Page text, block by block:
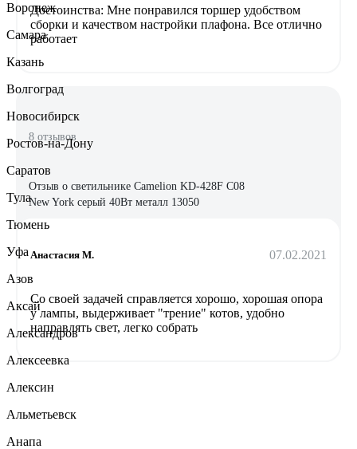
Достоинства: Мне понравился торшер удобством
сборки и качеством настройки плафона. Все отлично
работает
8 отзывов
Отзыв о светильнике Camelion KD-428F С08
New York серый 40Вт металл 13050
Анастасия М. 07.02.2021
Со своей задачей справляется хорошо, хорошая опора
у лампы, выдерживает "трение" котов, удобно
направлять свет, легко собрать
Воронеж
Самара
Казань
Волгоград
Новосибирск
Ростов-на-Дону
Саратов
Тула
Тюмень
Уфа
Азов
Аксай
Александров
Алексеевка
Алексин
Альметьевск
Анапа